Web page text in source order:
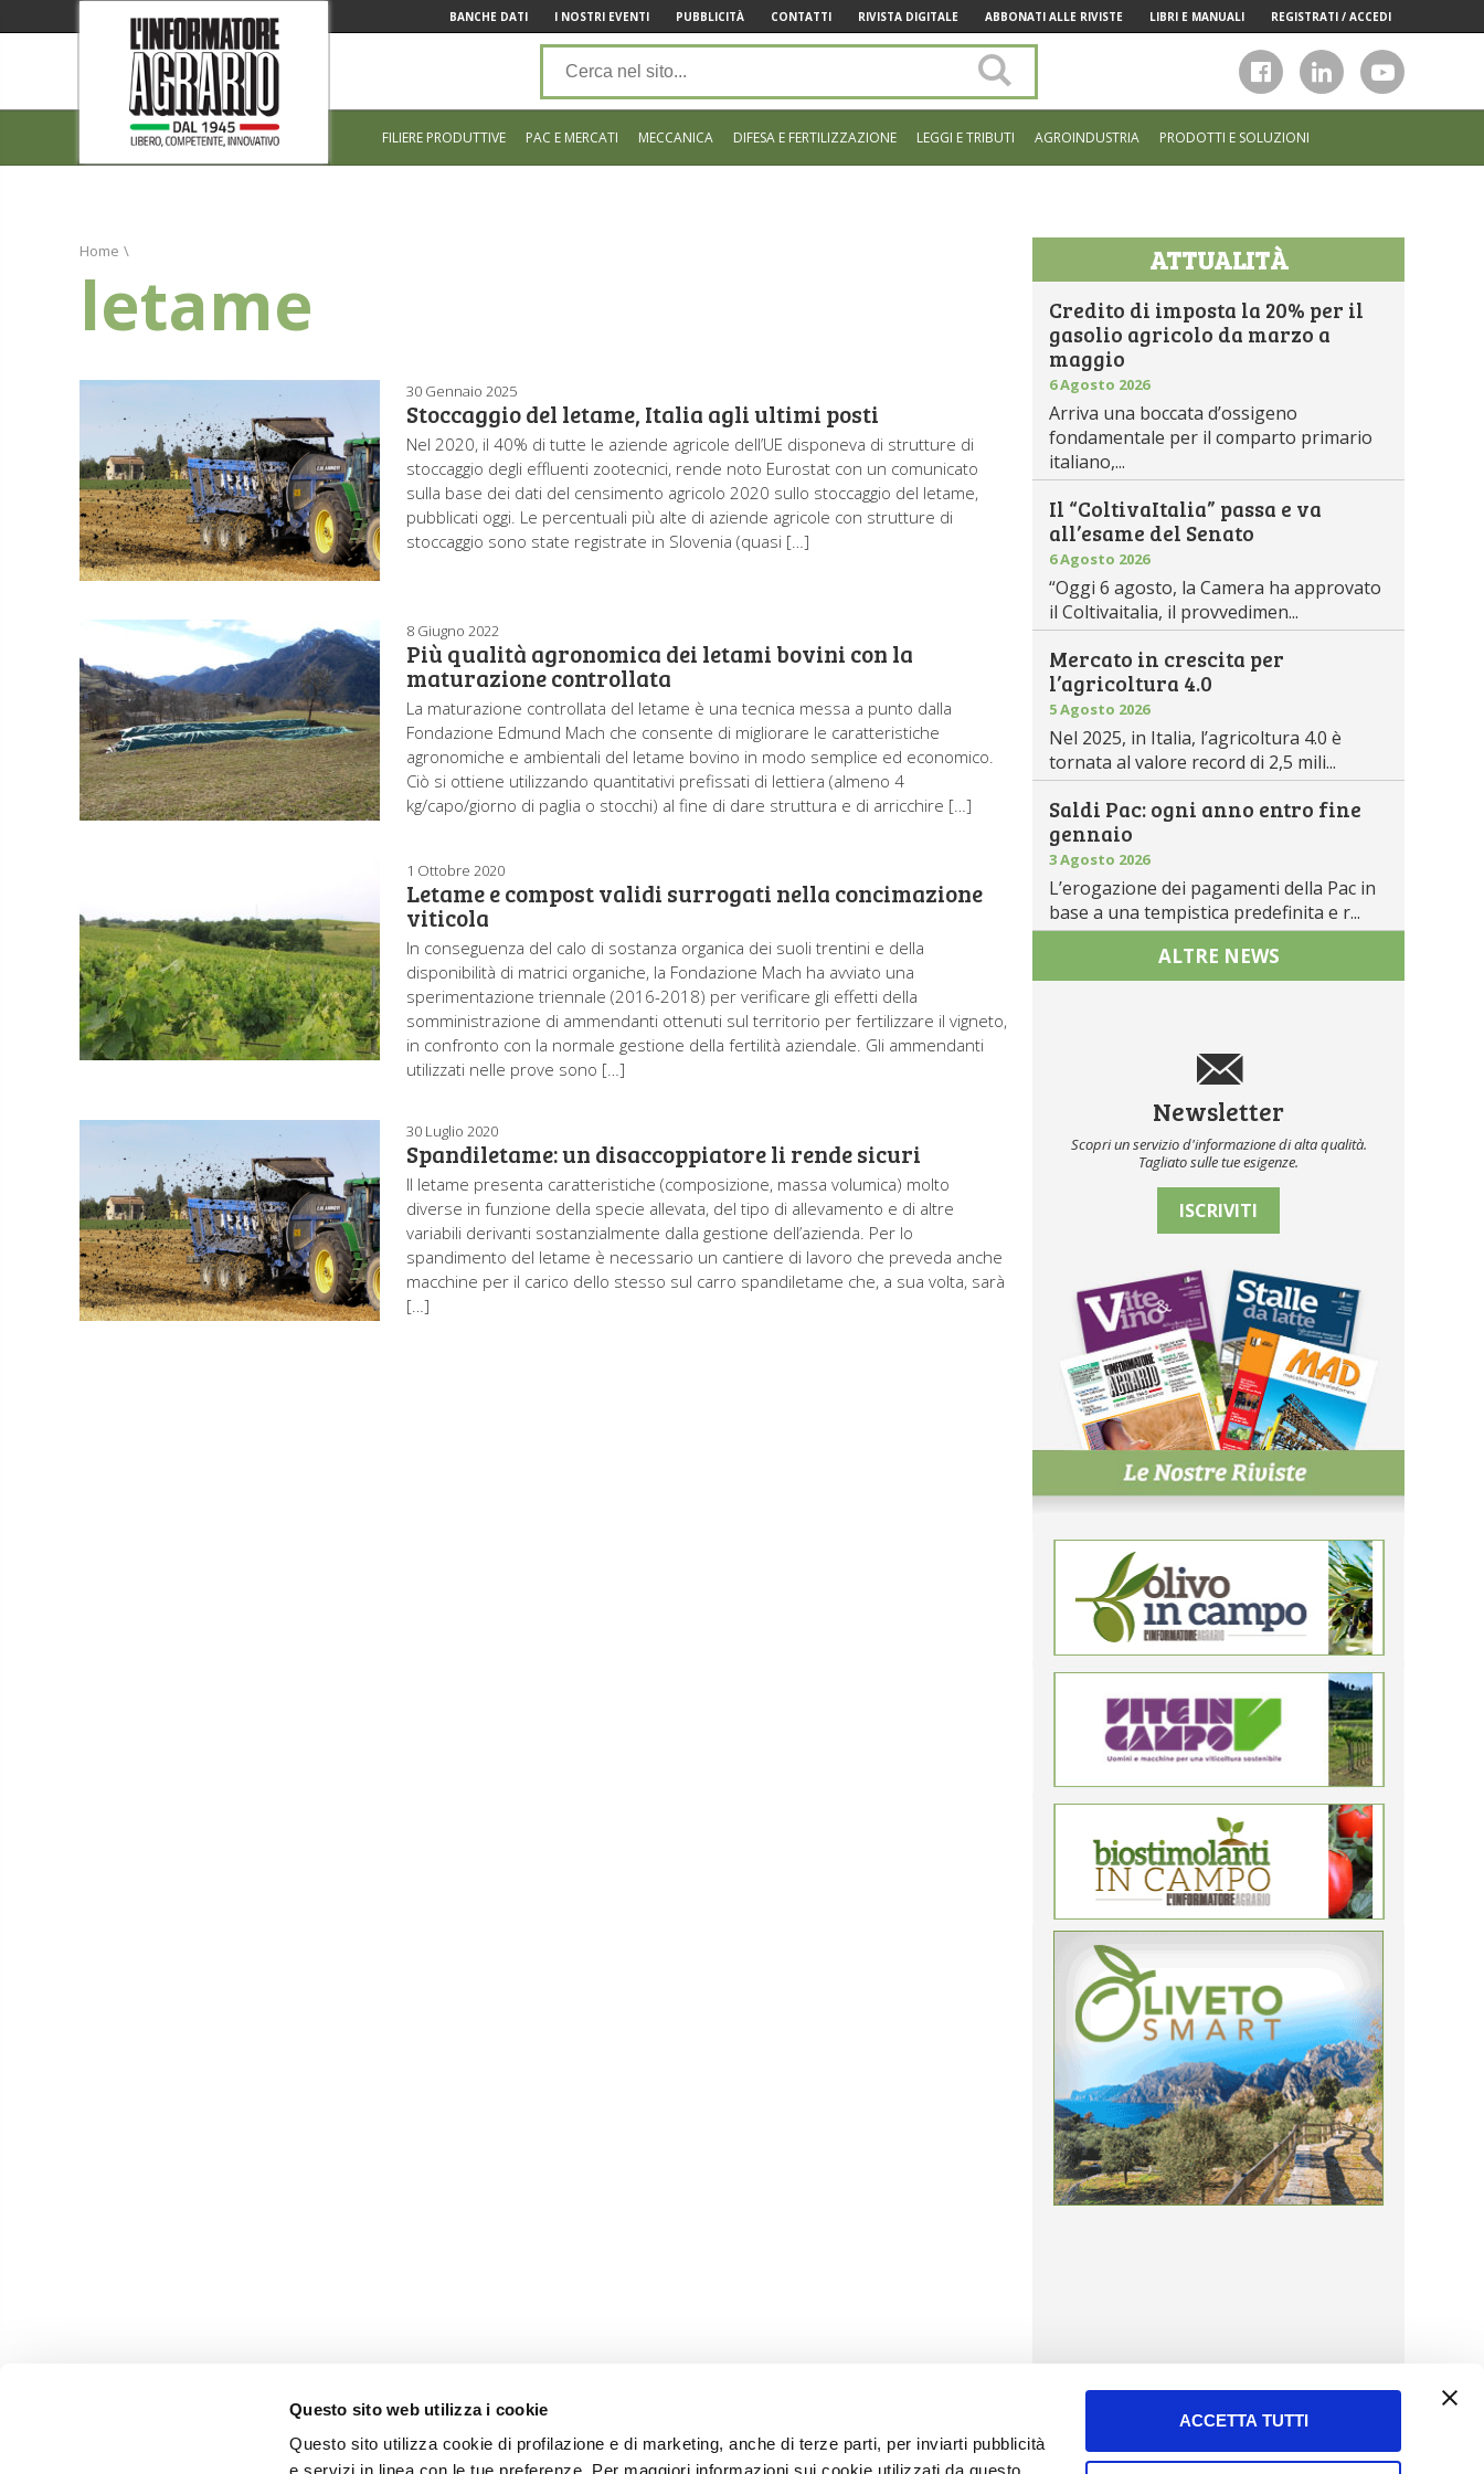
Questo sito web utilizza i cookie
Questo sito utilizza cookie di profilazione e di marketing, anche di terze parti, per inviarti pubblicità
ACCETTA TUTTI
BANCHE DATI I NOSTRI EVENTI PUBBLICITÀ CONTATTI RIVISTA DIGITALE ABBONATI ALLE RIVISTE LIBRI E MANUALI REGISTRATI / ACCEDI
sito
FILIERE PRODUTTIVE PAC E MERCATI MECCANICA DIFESA E FERTILIZZAZIONE LEGGI E TRIBUTI AGROINDUSTRIA PRODOTTI E SOLUZIONI
Home \
letame
30 Gennaio 2025
Stoccaggio del letame, Italia agli ultimi posti
Nel 2020, il 40% di tutte le aziende agricole dell’UE disponeva di strutture di
stoccaggio degli effluenti zootecnici, rende noto Eurostat con un comunicato
sulla base dei dati del censimento agricolo 2020 sullo stoccaggio del letame,
pubblicati oggi. Le percentuali più alte di aziende agricole con strutture di
stoccaggio sono state registrate in Slovenia (quasi […]
8 Giugno 2022
Più qualità agronomica dei letami bovini con la
maturazione controllata
La maturazione controllata del letame è una tecnica messa a punto dalla
Fondazione Edmund Mach che consente di migliorare le caratteristiche
agronomiche e ambientali del letame bovino in modo semplice ed economico.
Ciò si ottiene utilizzando quantitativi prefissati di lettiera (almeno 4
kg/capo/giorno di paglia o stocchi) al fine di dare struttura e di arricchire […]
1 Ottobre 2020
Letame e compost validi surrogati nella concimazione
viticola
In conseguenza del calo di sostanza organica dei suoli trentini e della
disponibilità di matrici organiche, la Fondazione Mach ha avviato una
sperimentazione triennale (2016-2018) per verificare gli effetti della
somministrazione di ammendanti ottenuti sul territorio per fertilizzare il vigneto,
in confronto con la normale gestione della fertilità aziendale. Gli ammendanti
utilizzati nelle prove sono […]
30 Luglio 2020
Spandiletame: un disaccoppiatore li rende sicuri
Il letame presenta caratteristiche (composizione, massa volumica) molto
diverse in funzione della specie allevata, del tipo di allevamento e di altre
variabili derivanti sostanzialmente dalla gestione dell’azienda. Per lo
spandimento del letame è necessario un cantiere di lavoro che preveda anche
macchine per il carico dello stesso sul carro spandiletame che, a sua volta, sarà
[…]
ATTUALITÀ
Credito di imposta la 20% per il
gasolio agricolo da marzo a
maggio
6 Agosto 2026
Arriva una boccata d’ossigeno
fondamentale per il comparto primario
italiano,...
Il “ColtivaItalia” passa e va
all’esame del Senato
6 Agosto 2026
“Oggi 6 agosto, la Camera ha approvato
il Coltivaitalia, il provvedimen...
Mercato in crescita per
l’agricoltura 4.0
5 Agosto 2026
Nel 2025, in Italia, l’agricoltura 4.0 è
tornata al valore record di 2,5 mili...
Saldi Pac: ogni anno entro fine
gennaio
3 Agosto 2026
L’erogazione dei pagamenti della Pac in
base a una tempistica predefinita e r...
ALTRE NEWS
Newsletter
Scopri un servizio d'informazione di alta qualità.
Tagliato sulle tue esigenze.
ISCRIVITI